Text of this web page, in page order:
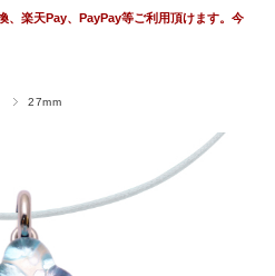
、楽天Pay、PayPay等ご利用頂けます。今
27mm